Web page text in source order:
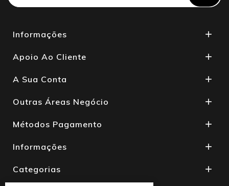
Informações 
Apoio Ao Cliente 
A Sua Conta 
Outras Áreas Negócio 
Métodos Pagamento 
Informações 
Categorias 